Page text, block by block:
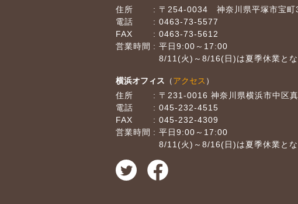
住所
〒254-0034 神奈川県平塚市宝町
電話
0463-73-5577
FAX
0463-73-5612
営業時間
平日9:00～17:00
8/11(火)～8/16(日)は夏季休業と
横浜オフィス （アクセス ）
住所
〒231-0016 神奈川県横浜市中区
電話
045-232-4515
FAX
045-232-4309
営業時間
平日9:00～17:00
8/11(火)～8/16(日)は夏季休業と